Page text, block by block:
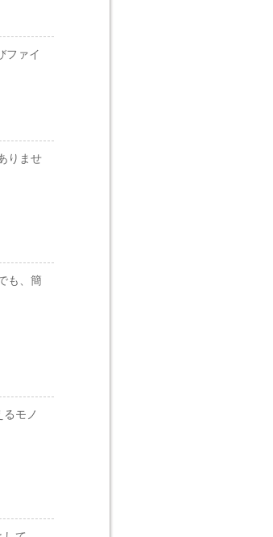
ファイ
りませ
も、簡
モノ